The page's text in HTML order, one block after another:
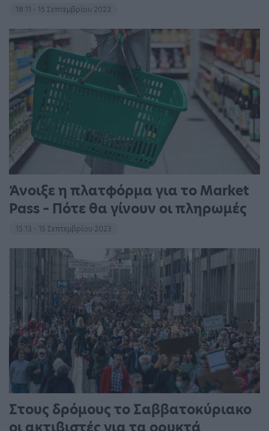
18:11 - 15 Σεπτεμβρίου 2023
Άνοιξε η πλατφόρμα για το Market
Pass – Πότε θα γίνουν οι πληρωμές
15:13 - 15 Σεπτεμβρίου 2023
Στους δρόμους το Σαββατοκύριακο